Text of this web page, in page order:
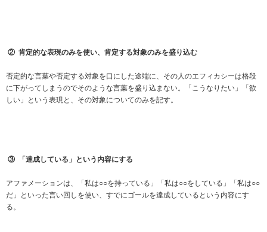
② 肯定的な表現のみを使い、肯定する対象のみを盛り込む
否定的な言葉や否定する対象を口にした途端に、その人のエフィカシーは格段
に下がってしまうのでそのような言葉を盛り込まない。「こうなりたい」「欲
しい」という表現と、その対象についてのみを記す。
③ 「達成している」という内容にする
アファメーションは、「私は○○を持っている」「私は○○をしている」「私は○○
だ」といった言い回しを使い、すでにゴールを達成しているという内容にす
る。